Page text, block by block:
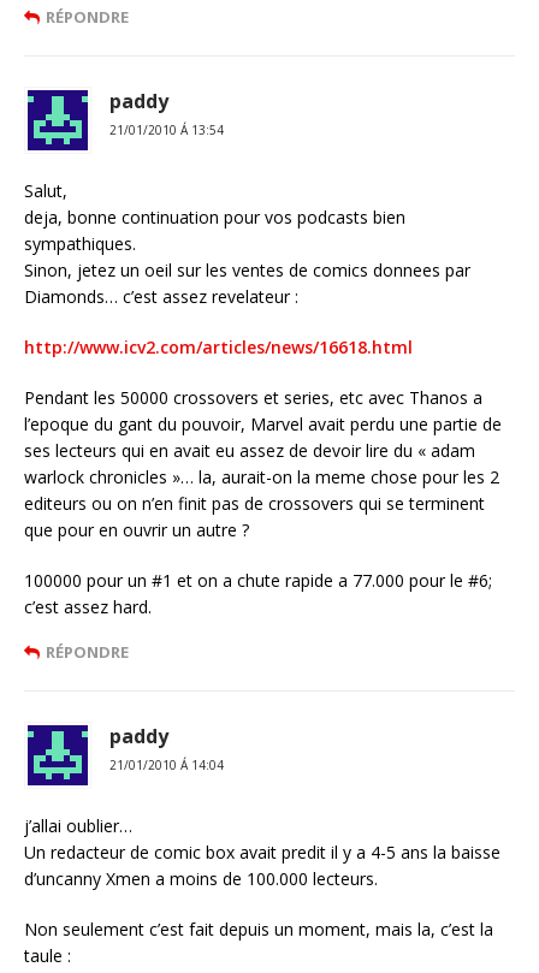
RÉPONDRE
paddy
21/01/2010 Á 13:54
Salut,
deja, bonne continuation pour vos podcasts bien
sympathiques.
Sinon, jetez un oeil sur les ventes de comics donnees par
Diamonds… c’est assez revelateur :
http://www.icv2.com/articles/news/16618.html
Pendant les 50000 crossovers et series, etc avec Thanos a
l’epoque du gant du pouvoir, Marvel avait perdu une partie de
ses lecteurs qui en avait eu assez de devoir lire du « adam
warlock chronicles »… la, aurait-on la meme chose pour les 2
editeurs ou on n’en finit pas de crossovers qui se terminent
que pour en ouvrir un autre ?
100000 pour un #1 et on a chute rapide a 77.000 pour le #6;
c’est assez hard.
RÉPONDRE
paddy
21/01/2010 Á 14:04
j’allai oublier…
Un redacteur de comic box avait predit il y a 4-5 ans la baisse
d’uncanny Xmen a moins de 100.000 lecteurs.
Non seulement c’est fait depuis un moment, mais la, c’est la
taule :